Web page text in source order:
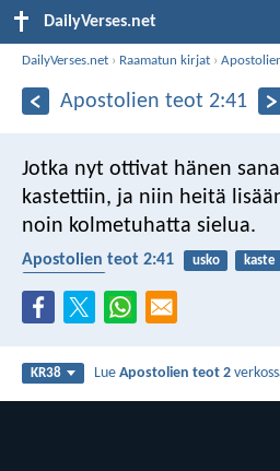
DailyVerses.net
DailyVerses.net › Raamatun kirjat ›
Apostolien teot 2:41
Jotka nyt ottivat hänen
kastettiin, ja niin heitä
noin kolmetuhatta sielua.
Apostolien teot 2:41 usko kaste
KR38 LueApostolien teot 2